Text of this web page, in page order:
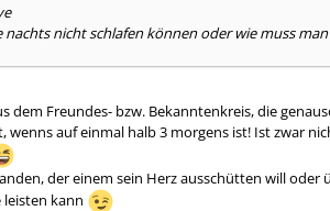
nicht schlafen können oder wie muss
dem Freundes- bzw. Bekanntenkreis, die
wenns auf einmal halb 3 morgens ist! Ist zwar
der einem sein Herz ausschütten will
kann